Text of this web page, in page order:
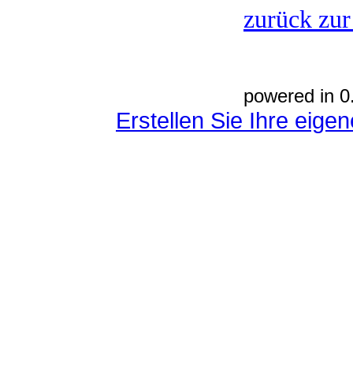
zurück
powered in
Erstellen Sie Ihre